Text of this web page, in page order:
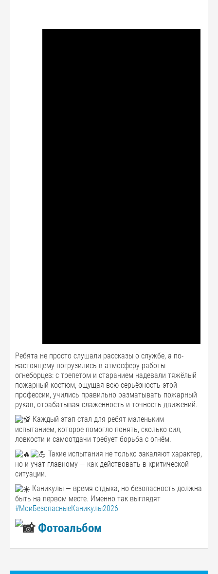
Ребята не просто слушали рассказы о службе, а по-
настоящему погрузились в атмосферу работы
огнеборцев: с трепетом и старанием надевали тяжёлый
пожарный костюм, ощущая всю серьёзность этой
профессии, учились правильно разматывать пожарный
рукав, отрабатывая слаженность и точность движений.
Каждый этап стал для ребят маленьким
испытанием, которое помогло понять, сколько сил,
ловкости и самоотдачи требует борьба с огнём.
Такие испытания не только закаляют характер,
но и учат главному — как действовать в критической
ситуации.
Каникулы — время отдыха, но безопасность должна
быть на первом месте. Именно так выглядят
#МоиБезопасныеКаникулы2026
Фотоальбом